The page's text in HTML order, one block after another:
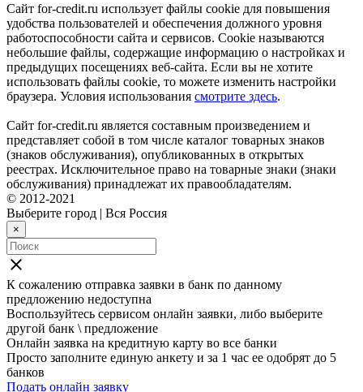
Сайт for-credit.ru использует файлы cookie для повышения
удобства пользователей и обеспечения должного уровня
работоспособности сайта и сервисов. Cookie называются
небольшие файлы, содержащие информацию о настройках и
предыдущих посещениях веб-сайта. Если вы не хотите
использовать файлы cookie, то можете изменить настройки
браузера. Условия использования смотрите здесь.
Сайт for-credit.ru является составным произведением и
представляет собой в том числе каталог товарных знаков
(знаков обслуживания), опубликованных в открытых
реестрах. Исключительное право на товарные знаки (знаки
обслуживания) принадлежат их правообладателям.
© 2012-2021
Выберите город | Вся Россия
×
close
К сожалению отправка заявки в банк по данному
предложению недоступна
Воспользуйтесь сервисом онлайн заявки, либо выберите
другой банк \ предложение
Онлайн заявка на кредитную карту во все банки
Просто заполните единую анкету и за 1 час ее одобрят до 5
банков
Подать онлайн заявку